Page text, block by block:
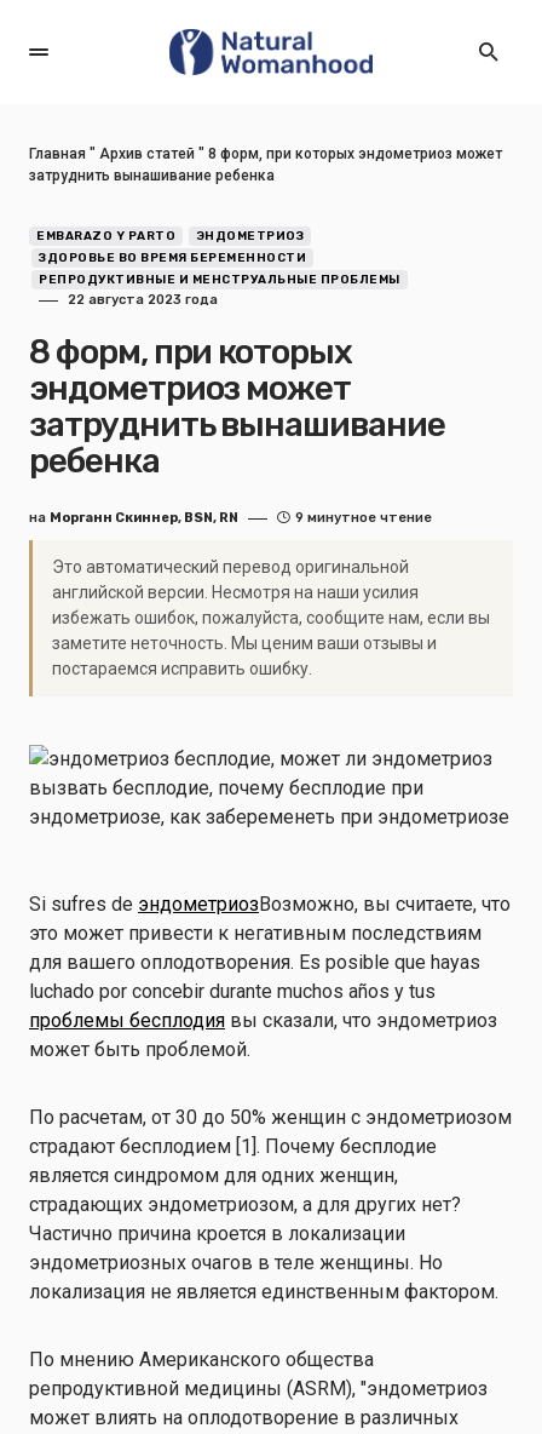
Главная " Архив статей " 8 форм, при которых эндометриоз может
затруднить вынашивание ребенка
EMBARAZO Y PARTO
ЭНДОМЕТРИОЗ
ЗДОРОВЬЕ ВО ВРЕМЯ БЕРЕМЕННОСТИ
РЕПРОДУКТИВНЫЕ И МЕНСТРУАЛЬНЫЕ ПРОБЛЕМЫ
22 августа 2023 года
8 форм, при которых
эндометриоз может
затруднить вынашивание
ребенка
на Морганн Скиннер, BSN, RN 9 минутное чтение
Это автоматический перевод оригинальной
английской версии. Несмотря на наши усилия
избежать ошибок, пожалуйста, сообщите нам, если вы
заметите неточность. Мы ценим ваши отзывы и
постараемся исправить ошибку.
Si sufres de эндометриозВозможно, вы считаете, что
это может привести к негативным последствиям
для вашего оплодотворения. Es posible que hayas
luchado por concebir durante muchos años y tus
проблемы бесплодия вы сказали, что эндометриоз
может быть проблемой.
По расчетам, от 30 до 50% женщин с эндометриозом
страдают бесплодием [1]. Почему бесплодие
является синдромом для одних женщин,
страдающих эндометриозом, а для других нет?
Частично причина кроется в локализации
эндометриозных очагов в теле женщины. Но
локализация не является единственным фактором.
По мнению Американского общества
репродуктивной медицины (ASRM), "эндометриоз
может влиять на оплодотворение в различных